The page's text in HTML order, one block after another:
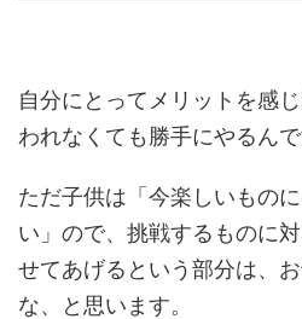
自分にとってメリットを感
われなくても勝手にやるんで
ただ子供は「今楽しいもの
い」ので、挑戦するものに
せてあげるという部分は、
な、と思います。